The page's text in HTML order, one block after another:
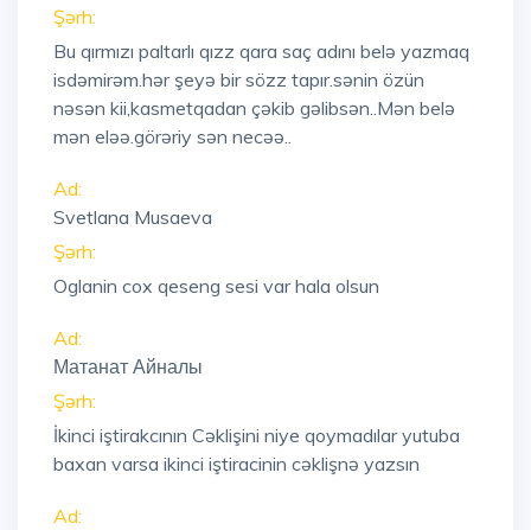
Şərh:
Bu qırmızı paltarlı qızz qara saç adını belə yazmaq
isdəmirəm.hər şeyə bir sözz tapır.sənin özün
nəsən kii,kasmetqadan çəkib gəlibsən..Mən belə
mən eləə.görəriy sən necəə..
Ad:
Svetlana Musaeva
Şərh:
Oglanin cox qeseng sesi var hala olsun
Ad:
Матанат Айналы
Şərh:
İkinci iştirakcının Cəklişini niye qoymadılar yutuba
baxan varsa ikinci iştiracinin cəklişnə yazsın
Ad: